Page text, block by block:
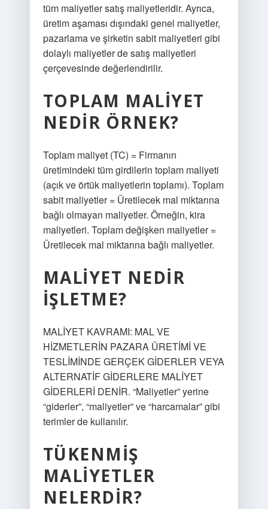
tüm maliyetler satış maliyetleridir. Ayrıca,
üretim aşaması dışındaki genel maliyetler,
pazarlama ve şirketin sabit maliyetleri gibi
dolaylı maliyetler de satış maliyetleri
çerçevesinde değerlendirilir.
TOPLAM MALIYET
NEDIR ÖRNEK?
Toplam maliyet (TC) = Firmanın
üretimindeki tüm girdilerin toplam maliyeti
(açık ve örtük maliyetlerin toplamı). Toplam
sabit maliyetler = Üretilecek mal miktarına
bağlı olmayan maliyetler. Örneğin, kira
maliyetleri. Toplam değişken maliyetler =
Üretilecek mal miktarına bağlı maliyetler.
MALIYET NEDIR
IŞLETME?
MALİYET KAVRAMI: MAL VE
HİZMETLERİN PAZARA ÜRETİMİ VE
TESLİMİNDE GERÇEK GİDERLER VEYA
ALTERNATİF GİDERLERE MALİYET
GİDERLERİ DENİR. “Maliyetler” yerine
“giderler”, “maliyetler” ve “harcamalar” gibi
terimler de kullanılır.
TÜKENMIŞ
MALIYETLER
NELERDIR?